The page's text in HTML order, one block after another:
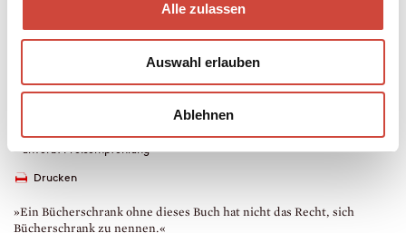
Alle zulassen
Auswahl erlauben
Ablehnen
Kunst, Cartoon, Fotografie, Neue Literatur, Humor
erschienen am 24. Oktober 2006
€ (D) 19.90 / sFr 28.90* / € (A) 20.50
* unverb. Preisempfehlung
Drucken
»Ein Bücherschrank ohne dieses Buch hat nicht das Recht, sich
Bücherschrank zu nennen.«